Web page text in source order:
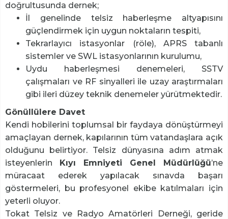
doğrultusunda dernek;
İl genelinde telsiz haberleşme altyapısını
güçlendirmek için uygun noktaların tespiti,
Tekrarlayıcı istasyonlar (röle), APRS tabanlı
sistemler ve SWL istasyonlarının kurulumu,
Uydu haberleşmesi denemeleri, SSTV
çalışmaları ve RF sinyalleri ile uzay araştırmaları
gibi ileri düzey teknik denemeler yürütmektedir.
Gönüllülere Davet
Kendi hobilerini toplumsal bir faydaya dönüştürmeyi
amaçlayan dernek, kapılarının tüm vatandaşlara açık
olduğunu belirtiyor. Telsiz dünyasına adım atmak
isteyenlerin Kıyı Emniyeti Genel Müdürlüğü’ne
müracaat ederek yapılacak sınavda başarı
göstermeleri, bu profesyonel ekibe katılmaları için
yeterli oluyor.
Tokat Telsiz ve Radyo Amatörleri Derneği, geride